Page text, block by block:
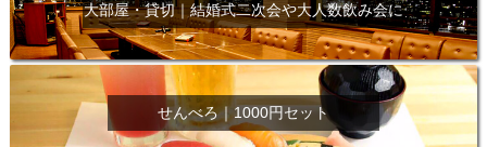
大部屋・貸切｜結婚式二次会や大人数飲み会に
せんべろ｜1000円セット